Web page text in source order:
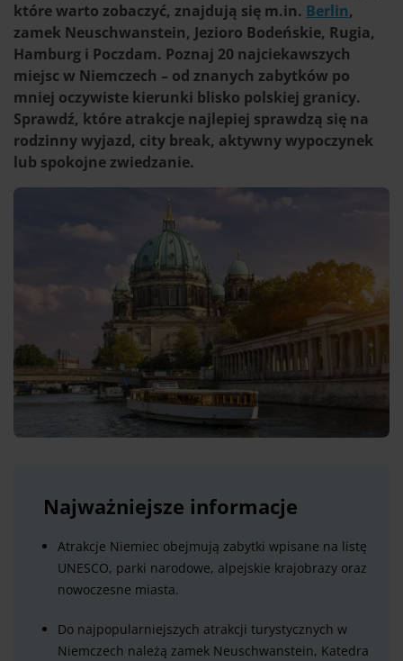
które warto zobaczyć, znajdują się m.in. Berlin,
zamek Neuschwanstein, Jezioro Bodeńskie, Rugia,
Hamburg i Poczdam. Poznaj 20 najciekawszych
miejsc w Niemczech – od znanych zabytków po
mniej oczywiste kierunki blisko polskiej granicy.
Sprawdź, które atrakcje najlepiej sprawdzą się na
rodzinny wyjazd, city break, aktywny wypoczynek
lub spokojne zwiedzanie.
Najważniejsze informacje
Atrakcje Niemiec obejmują zabytki wpisane na listę
UNESCO, parki narodowe, alpejskie krajobrazy oraz
nowoczesne miasta.
Do najpopularniejszych atrakcji turystycznych w
Niemczech należą zamek Neuschwanstein, Katedra